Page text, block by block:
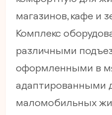
магазинов, кафе и
Комплекс
различными
оформленными в
адаптированными
маломобильных